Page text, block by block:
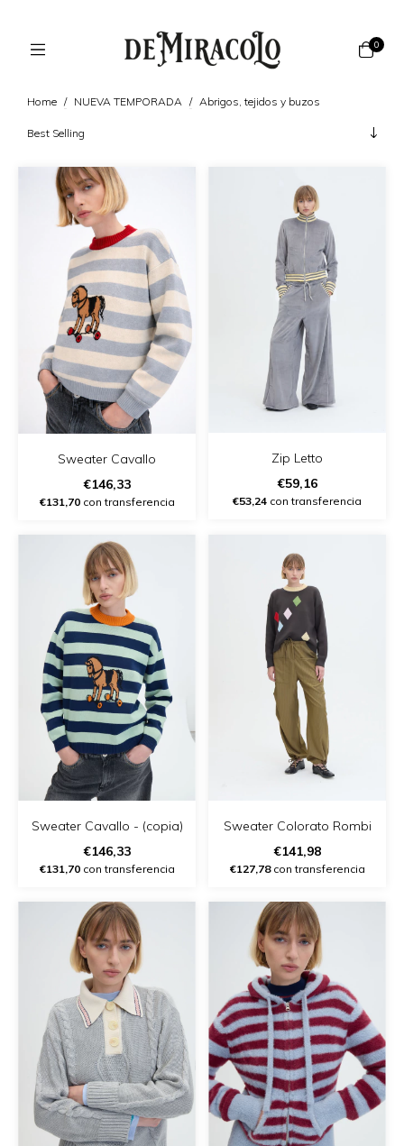
0
Home / NUEVA TEMPORADA / Abrigos, tejidos y buzos
Sweater Cavallo
€146,33
€131,70con transferencia
Zip Letto
€59,16
€53,24 con transferencia
Sweater Cavallo - (copia)
€146,33
€131,70con transferencia
Sweater Colorato Rombi
€141,98
€127,78con transferencia